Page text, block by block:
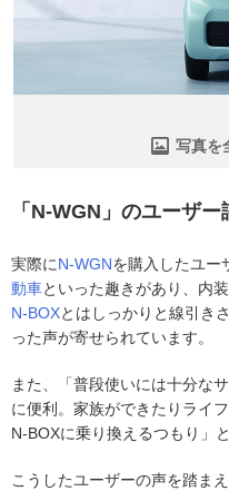
写真を
「N-WGN」のユーザ
実際にN-WGNを購入したユー
動車といった趣きがあり、内
N-BOXとはしっかりと線引き
った声が寄せられています。
また、「普段使いには十分な
に便利。家族ができたりライ
N-BOXに乗り換えるつもり」
こうしたユーザーの声を踏ま